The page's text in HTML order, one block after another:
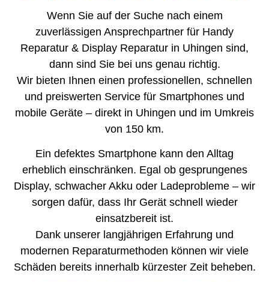
Wenn Sie auf der Suche nach einem
zuverlässigen Ansprechpartner für Handy
Reparatur & Display Reparatur in Uhingen sind,
dann sind Sie bei uns genau richtig.
Wir bieten Ihnen einen professionellen, schnellen
und preiswerten Service für Smartphones und
mobile Geräte – direkt in Uhingen und im Umkreis
von 150 km.
Ein defektes Smartphone kann den Alltag
erheblich einschränken. Egal ob gesprungenes
Display, schwacher Akku oder Ladeprobleme – wir
sorgen dafür, dass Ihr Gerät schnell wieder
einsatzbereit ist.
Dank unserer langjährigen Erfahrung und
modernen Reparaturmethoden können wir viele
Schäden bereits innerhalb kürzester Zeit beheben.